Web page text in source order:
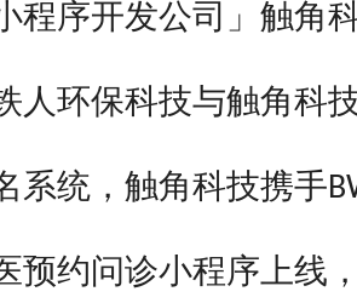
程序开发公司」触角
环保科技与触角科技签署
统，触角科技携手BWL
预约问诊小程序上线